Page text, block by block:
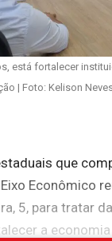
está fortalecer
| Foto: Kelison
que
Econômico
5, para tratar
a